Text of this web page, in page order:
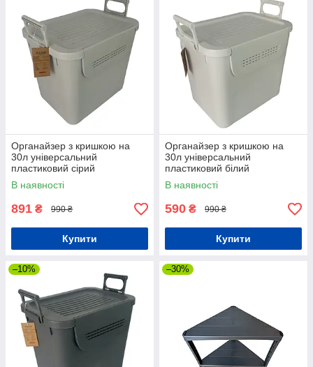
Органайзер з кришкою на
30л універсальний
пластиковий сірий
В наявності
891 ₴ 990 ₴
Купити
Органайзер з кришкою на
30л універсальний
пластиковий білий
В наявності
590 ₴ 990 ₴
Купити
–10% –30%